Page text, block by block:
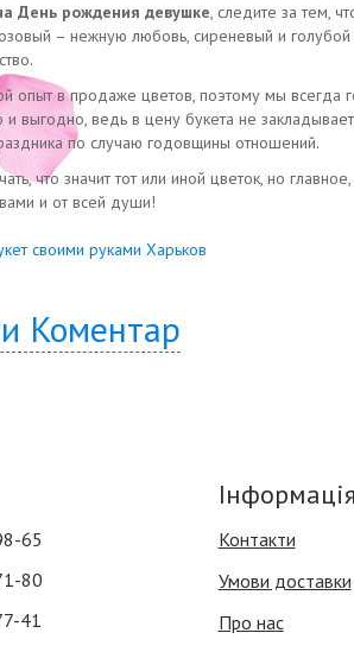
День рождения девушке, следите за тем,
– нежную любовь, сиреневый и
опыт в продаже цветов, поэтому мы всегда
и выгодно, ведь в цену букета не
по случаю годовщины отношений.
что значит тот или иной цветок, но
и от всей души!
своими руками Харьков
Коментар
65
80
41
Інформація
Контакти
Умови доставки
Про нас